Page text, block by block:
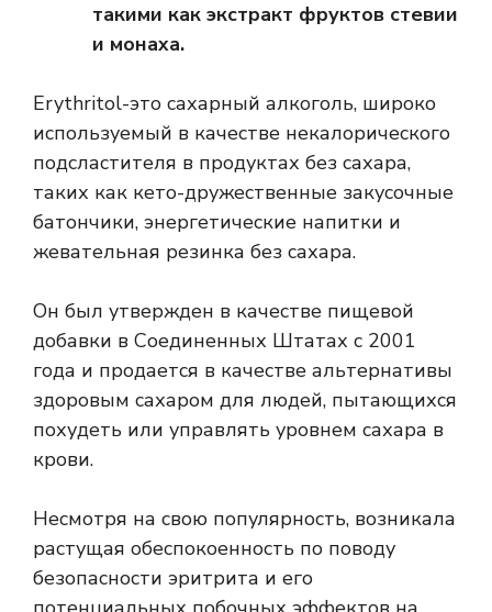
такими как экстракт фруктов стевии
и монаха.
Erythritol-это сахарный алкоголь, широко
используемый в качестве некалорического
подсластителя в продуктах без сахара,
таких как кето-дружественные закусочные
батончики, энергетические напитки и
жевательная резинка без сахара.
Он был утвержден в качестве пищевой
добавки в Соединенных Штатах с 2001
года и продается в качестве альтернативы
здоровым сахаром для людей, пытающихся
похудеть или управлять уровнем сахара в
крови.
Несмотря на свою популярность, возникала
растущая обеспокоенность по поводу
безопасности эритрита и его